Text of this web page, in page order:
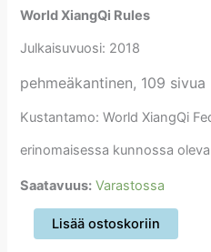
World XiangQi Rules
Julkaisuvuosi: 2018
pehmeäkantinen, 109 sivua
Kustantamo: World XiangQi
erinomaisessa kunnossa
Saatavuus: Varastossa
World
XiangQi
Lisää ostoskoriin